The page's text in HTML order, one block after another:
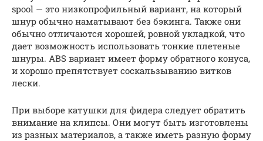
spool — это низкопрофильный вариант, на который
шнур обычно наматывают без бэкинга. Также они
обычно отличаются хорошей, ровной укладкой, что
дает возможность использовать тонкие плетеные
шнуры. ABS вариант имеет форму обратного конуса,
и хорошо препятствует соскальзыванию витков
лески.
При выборе катушки для фидера следует обратить
внимание на клипсы. Они могут быть изготовлены
из разных материалов, а также иметь разную форму